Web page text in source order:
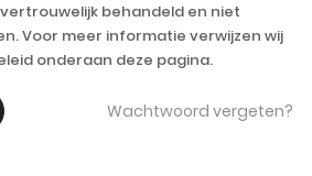
behandeld en niet
Voor meer informatie verwijzen wij
onderaan deze pagina.
Wachtwoord vergeten?